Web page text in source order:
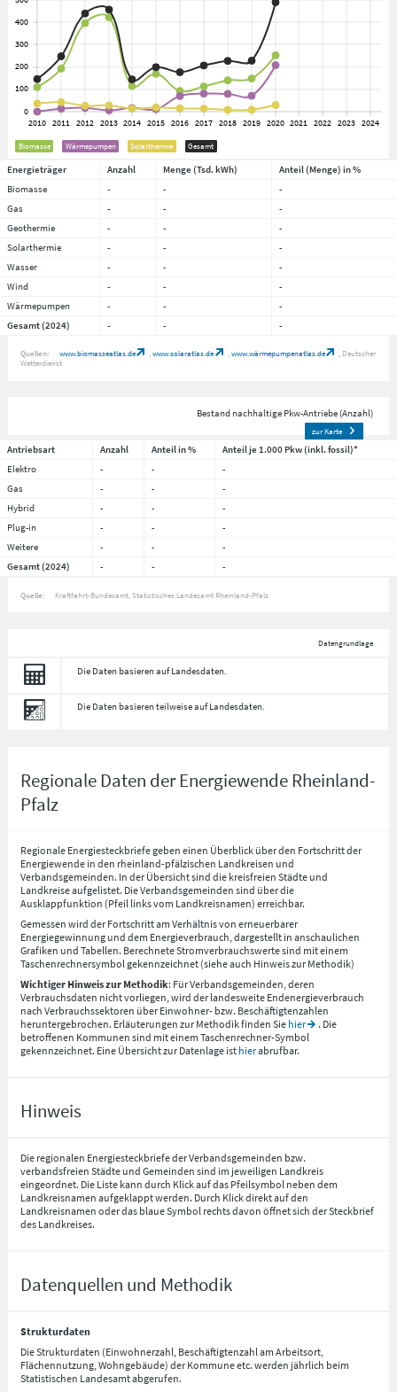
Biomasse Wärmepumpen Solarthermie Gesamt
Energieträger Anzahl Menge (Tsd. kWh)
Anteil (Menge) in %
Biomasse
- -
-
Gas
- -
-
Geothermie
- -
-
Solarthermie
- -
-
Wasser
- -
-
Wind
- -
-
Wärmepumpen
- -
-
Gesamt (2024)
- - -
Quellen: www.biomasseatlas.de www.solaratlas.de www.wärmepumpenatlas.de
Deutscher
Wetterdienst
Bestand nachhaltige Pkw-Antriebe (Anzahl)
zur Karte
Antriebsart Anzahl Anteil in %
Anteil je 1.000 Pkw (inkl. fossil)*
Elektro
- -
-
Gas
- -
-
Hybrid
- -
-
Plug-in
- -
-
Weitere
- -
-
Gesamt (2024)
- - -
Quelle: Kraftfahrt-Bundesamt, Statistisches Landesamt Rheinland-Pfalz
Datengrundlage
Die Daten basieren auf Landesdaten.
Die Daten basieren teilweise auf Landesdaten.
Regionale Daten der Energiewende Rheinland-
Pfalz
Regionale Energiesteckbriefe geben einen Überblick über den Fortschritt der
Energiewende in den rheinland-pfälzischen Landkreisen und
Verbandsgemeinden. In der Übersicht sind die kreisfreien Städte und
Landkreise aufgelistet. Die Verbandsgemeinden sind über die
Ausklappfunktion (Pfeil links vom Landkreisnamen) erreichbar.
Gemessen wird der Fortschritt am Verhältnis von erneuerbarer
Energiegewinnung und dem Energieverbrauch, dargestellt in anschaulichen
Grafiken und Tabellen. Berechnete Stromverbrauchswerte sind mit einem
Taschenrechnersymbol gekennzeichnet (siehe auch Hinweis zur Methodik)
Wichtiger Hinweis zur Methodik: Für Verbandsgemeinden, deren
Verbrauchsdaten nicht vorliegen, wird der landesweite Endenergieverbrauch
nach Verbrauchssektoren über Einwohner- bzw. Beschäftigtenzahlen
heruntergebrochen. Erläuterungen zur Methodik finden Sie hier
. Die
betroffenen Kommunen sind mit einem Taschenrechner-Symbol
gekennzeichnet. Eine Übersicht zur Datenlage ist hierabrufbar.
Hinweis
Die regionalen Energiesteckbriefe der Verbandsgemeinden bzw.
verbandsfreien Städte und Gemeinden sind im jeweiligen Landkreis
eingeordnet. Die Liste kann durch Klick auf das Pfeilsymbol neben dem
Landkreisnamen aufgeklappt werden. Durch Klick direkt auf den
Landkreisnamen oder das blaue Symbol rechts davon öffnet sich der Steckbrief
des Landkreises.
Datenquellen und Methodik
Strukturdaten
Die Strukturdaten (Einwohnerzahl, Beschäftigtenzahl am Arbeitsort,
Flächennutzung, Wohngebäude) der Kommune etc. werden jährlich beim
Statistischen Landesamt abgerufen.